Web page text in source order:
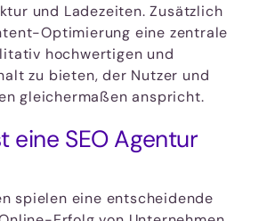
und Ladezeiten. Zusätzlich
Optimierung eine zentrale
hochwertigen und
zu bieten, der Nutzer und
gleichermaßen anspricht.
eine SEO Agentur
spielen eine entscheidende